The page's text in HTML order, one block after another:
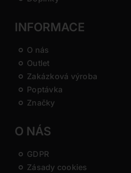
INFORMACE
O nás
Outlet
Zakázková výroba
Poptávka
Značky
O NÁS
GDPR
Zásady cookies